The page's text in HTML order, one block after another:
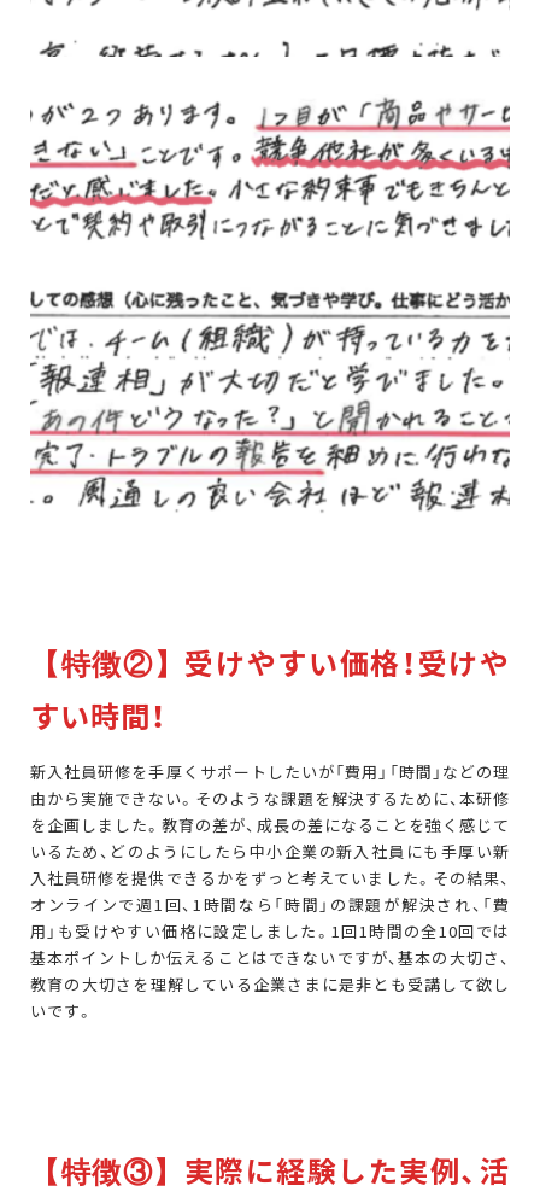
【特徴②】 受けやすい価格！受けや
すい時間！
新入社員研修を手厚くサポートしたいが「費用」「時間」などの理
由から実施できない。そのような課題を解決するために、本研修
を企画しました。教育の差が、成長の差になることを強く感じて
いるため、どのようにしたら中小企業の新入社員にも手厚い新
入社員研修を提供できるかをずっと考えていました。その結果、
オンラインで週1回、1時間なら「時間」の課題が解決され、「費
用」も受けやすい価格に設定しました。1回1時間の全10回では
基本ポイントしか伝えることはできないですが、基本の大切さ、
教育の大切さを理解している企業さまに是非とも受講して欲し
いです。
【特徴③】 実際に経験した実例、活